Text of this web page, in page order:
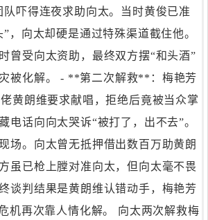
队吓得连夜求助向太。当时黄俊已准
，向太却硬是通过特殊渠道截住他。
曾受向太资助，最终双方摆“和头酒”
被化解。 - **第二次解救**：梅艳芳
黄朗维要求献唱，拒绝后竟被当众掌
电话向向太哭诉“被打了，出不去”。
场。向太曾无抵押借出数百万助黄朗
虽已枪上膛对准向太，但向太毫不畏
谈判结果是黄朗维认错动手，梅艳芳
机再次靠人情化解。 向太两次解救梅